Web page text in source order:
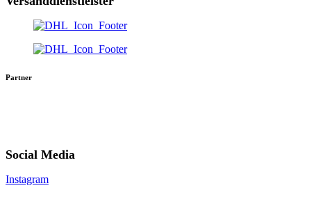
Partner
Social Media
Instagram